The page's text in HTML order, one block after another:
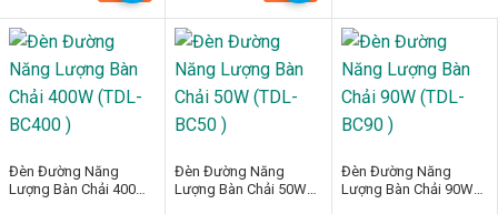
1.220.000 ₫.
1.400.000 ₫.
Đèn Đường Năng
Lượng Bàn Chải 400W
Đèn Đường Năng
Lượng Bàn Chải 50W
Đèn Đường Năng
Lượng Bàn Chải 90W